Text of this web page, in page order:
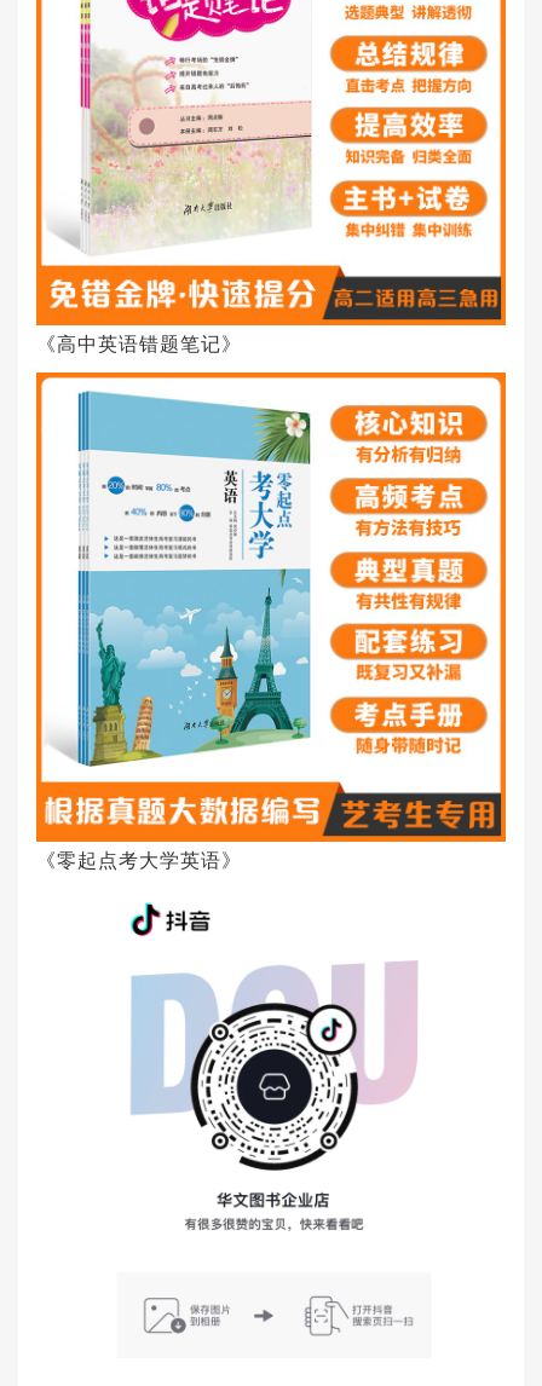
《高中英语错题笔记》
《零起点考大学英语》